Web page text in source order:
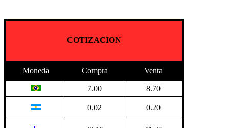
COTIZACION
Moneda Compra Venta
7.00 8.70
0.02 0.20